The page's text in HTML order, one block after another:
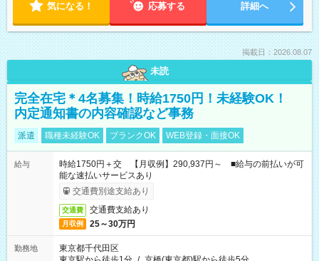
気になる！ 応募する 詳細へ
掲載日：2026.08.07
未読
完全在宅＊4名募集！時給1750円！未経験OK！
内定通知書の内容確認など事務
派遣 職種未経験OK ブランクOK WEB登録・面接OK
給与
時給1750円＋交 【月収例】290,937円～ ■給与の前払いが可
能な速払いサービスあり
交通費別途支給あり
交通費 交通費支給あり
月収例 25～30万円
勤務地
東京都千代田区